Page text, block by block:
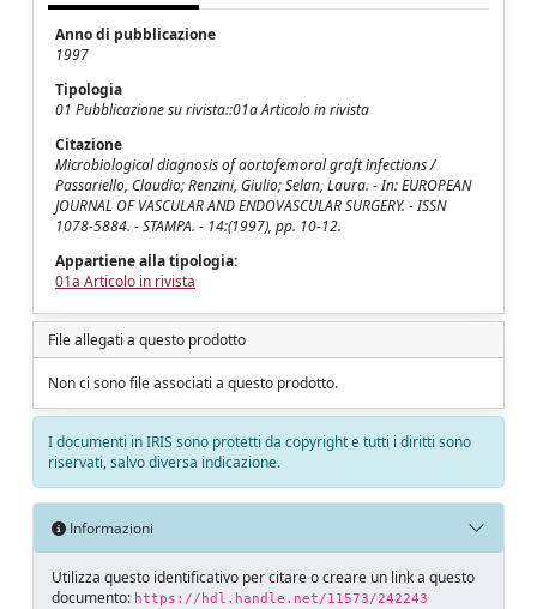
Anno di pubblicazione
1997
Tipologia
01 Pubblicazione su rivista::01a Articolo in rivista
Citazione
Microbiological diagnosis of aortofemoral graft infections /
Passariello, Claudio; Renzini, Giulio; Selan, Laura. - In: EUROPEAN
JOURNAL OF VASCULAR AND ENDOVASCULAR SURGERY. - ISSN
1078-5884. - STAMPA. - 14:(1997), pp. 10-12.
Appartiene alla tipologia:
01a Articolo in rivista
File allegati a questo prodotto
Non ci sono file associati a questo prodotto.
I documenti in IRIS sono protetti da copyright e tutti i diritti sono
riservati, salvo diversa indicazione.
Informazioni
Utilizza questo identificativo per citare o creare un link a questo
documento: https://hdl.handle.net/11573/242243